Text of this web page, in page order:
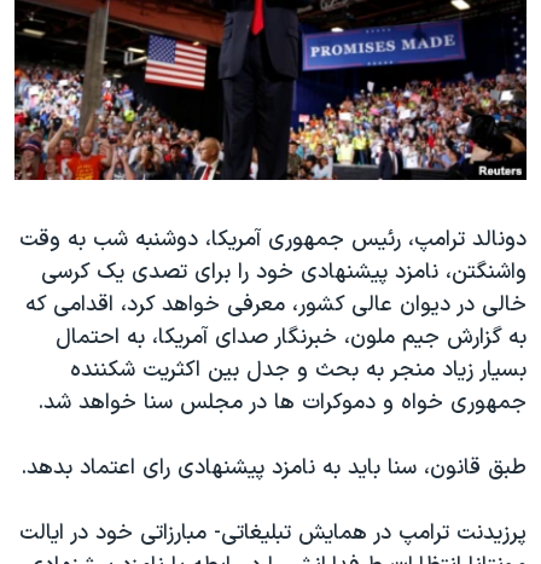
فرهنگ و زندگی
حقوق شهروندی
اقتصادی
علم و فناوری
گالری عکس
آرشیو پخش زنده
مستندها
انتخابات ریاست جمهوری آمریکا ۲۰۲۴
حمله جمهوری اسلامی به اسرائیل
رمز مهسا
اعتراضات زن، زندگی، آزادی
مجموعه مستندهای دادخواهی
تریبونال مردمی آبان ۹۸
دادگاه حمید نوری
چهل سال گروگان‌گیری
قانون شفافیت دارائی کادر رهبری ایران
اسرائیل در جنگ
دنبال کنید
زبانهای مختلف
دونالد ترامپ، رئیس جمهوری آمریکا، دوشنبه شب به وقت
واشنگتن، نامزد پیشنهادی خود را برای تصدی یک کرسی
خالی در دیوان عالی کشور، معرفی خواهد کرد، اقدامی که
به گزارش جیم ملون، خبرنگار صدای آمریکا، به احتمال
بسیار زیاد منجر به بحث و جدل بین اکثریت شکننده
جمهوری خواه و دموکرات ها در مجلس سنا خواهد شد.
طبق قانون، سنا باید به نامزد پیشنهادی رای اعتماد بدهد.
پرزیدنت ترامپ در همایش تبلیغاتی- مبارزاتی خود در ایالت